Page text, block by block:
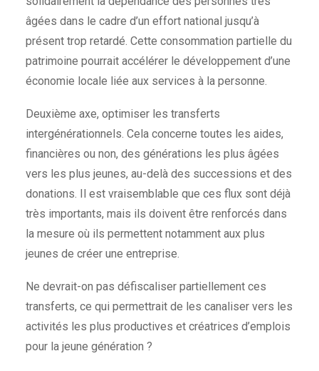
âgées dans le cadre d’un effort national jusqu’à
présent trop retardé. Cette consommation partielle du
patrimoine pourrait accélérer le développement d’une
économie locale liée aux services à la personne.
Deuxième axe, optimiser les transferts
intergénérationnels. Cela concerne toutes les aides,
financières ou non, des générations les plus âgées
vers les plus jeunes, au-delà des successions et des
donations. Il est vraisemblable que ces flux sont déjà
très importants, mais ils doivent être renforcés dans
la mesure où ils permettent notamment aux plus
jeunes de créer une entreprise.
Ne devrait-on pas défiscaliser partiellement ces
transferts, ce qui permettrait de les canaliser vers les
activités les plus productives et créatrices d’emplois
pour la jeune génération ?